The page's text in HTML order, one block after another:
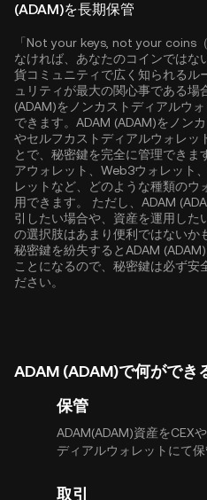
(ADAM)を長期保管
「Not your keys, not your coins
なければ、あなたのコインではな
貨コミュニティで広く知られるル
ュリティが最大の関心事である場
(ADAM)をノンカストディアルウ
できます。ADAM (ADAM)をノン
やセルフカストディアルウォレッ
とで、秘密鍵を完全に管理できま
アウォレット、Web3ウォレット
レットなど、どのような種類のウ
用できます。 ただし、ADAM
引したい場合や、資産を運用した
の選択肢はあまり便利ではないか
秘密鍵を紛失するとADAM
ことになるので、秘密鍵は必ず安
ださい。
ADAM (ADAM)で何ができ
保管
ADAM(ADAM)資産をCEX
ディアルウォレットにて保
取引